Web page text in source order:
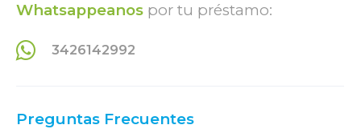
Whatsappeanos por tu préstamo:
3426142992
Preguntas Frecuentes